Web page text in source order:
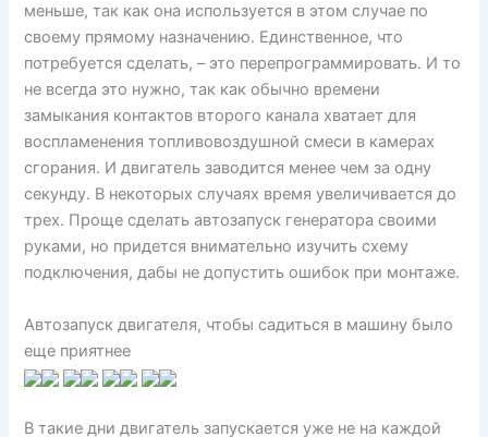
меньше, так как она используется в этом случае по
своему прямому назначению. Единственное, что
потребуется сделать, – это перепрограммировать. И то
не всегда это нужно, так как обычно времени
замыкания контактов второго канала хватает для
воспламенения топливовоздушной смеси в камерах
сгорания. И двигатель заводится менее чем за одну
секунду. В некоторых случаях время увеличивается до
трех. Проще сделать автозапуск генератора своими
руками, но придется внимательно изучить схему
подключения, дабы не допустить ошибок при монтаже.
Автозапуск двигателя, чтобы садиться в машину было
еще приятнее
В такие дни двигатель запускается уже не на каждой